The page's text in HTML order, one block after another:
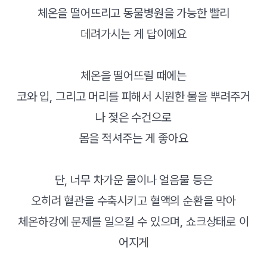
체온을 떨어뜨리고 동물병원을 가능한 빨리
데려가시는 게 답이에요
체온을 떨어뜨릴 때에는
코와 입, 그리고 머리를 피해서 시원한 물을 뿌려주거
나 젖은 수건으로
몸을 적셔주는 게 좋아요
단, 너무 차가운 물이나 얼음물 등은
오히려 혈관을 수축시키고 혈액의 순환을 막아
체온하강에 문제를 일으킬 수 있으며, 쇼크상태로 이
어지게